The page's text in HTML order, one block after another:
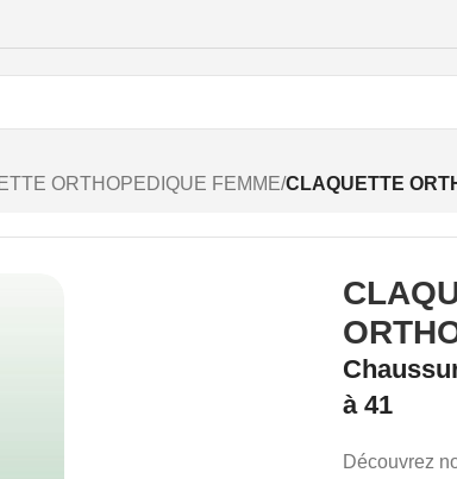
ORTHOPEDIQUE FEMME/CLAQUETTE
à 41
Découvrez